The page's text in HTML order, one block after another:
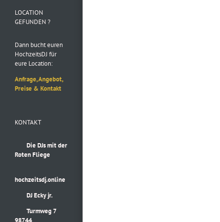
LOCATION
GEFUNDEN ?
Dann bucht euren
HochzeitsDJ für
eure Location:
Anfrage, Angebot,
Preise & Kontakt
KONTAKT
Die DJs mit der
Roten Fliege
hochzeitsdj.online
DJ Ecky jr.
Turmweg 7
98744